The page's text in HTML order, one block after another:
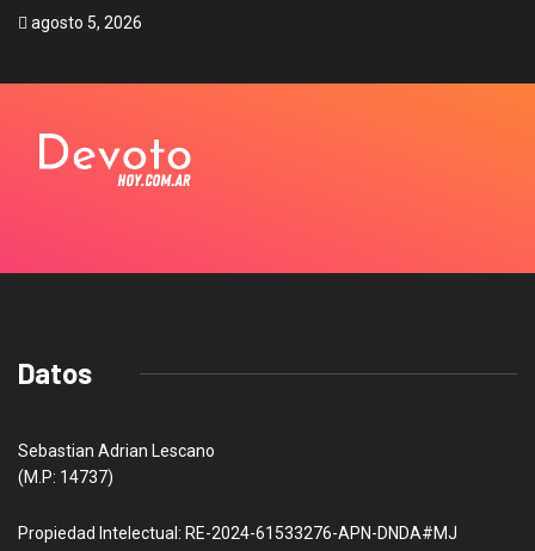
agosto 5, 2026
Datos
Sebastian Adrian Lescano
(M.P: 14737)
Propiedad Intelectual: RE-2024-61533276-APN-DNDA#MJ